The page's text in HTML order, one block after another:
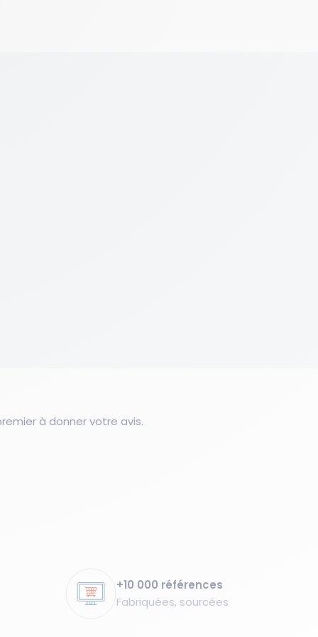
à donner votre avis.
+10 000 références
Fabriquées, sourcées